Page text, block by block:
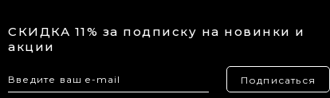
СКИДКА 11% за подписку на новинки и
акции
Подписаться